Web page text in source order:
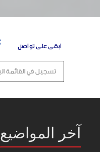
ابقى على تواصل
آخر المواضيع